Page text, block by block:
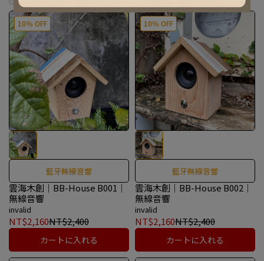
10％ OFF
藍牙無線音響
雲海木創｜BB-House B001｜
無線音響
invalid
NT$2,160NT$2,400
カートに入れる
10％ OFF
藍牙無線音響
雲海木創｜BB-House B002｜
無線音響
invalid
NT$2,160NT$2,400
カートに入れる